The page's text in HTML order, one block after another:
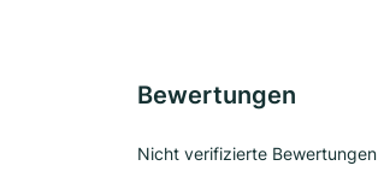
Bewertungen
Nicht verifizierte Bewertungen